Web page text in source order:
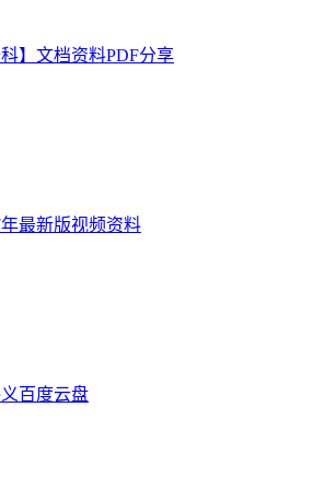
】文档资料PDF分享
最新版视频资料
百度云盘